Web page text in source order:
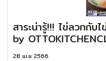
สาระน่ารู้!!! ไข่ลวกกับ
by
28 เม.ย 2566